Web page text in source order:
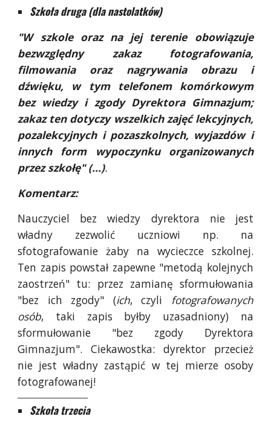
Szkoła druga (dla nastolatków)
"W szkole oraz na jej terenie obowiązuje
bezwzględny zakaz fotografowania,
filmowania oraz nagrywania obrazu i
dźwięku, w tym telefonem komórkowym
bez wiedzy i zgody Dyrektora Gimnazjum;
zakaz ten dotyczy wszelkich zajęć lekcyjnych,
pozalekcyjnych i pozaszkolnych, wyjazdów i
innych form wypoczynku organizowanych
przez szkołę" (...).
Komentarz:
Nauczyciel bez wiedzy dyrektora nie jest
władny zezwolić uczniowi np. na
sfotografowanie żaby na wycieczce szkolnej.
Ten zapis powstał zapewne "metodą kolejnych
zaostrzeń" tu: przez zamianę sformułowania
"bez ich zgody" (ich, czyli
fotografowanych
osób, taki zapis byłby uzasadniony) na
sformułowanie "bez zgody Dyrektora
Gimnazjum". Ciekawostka: dyrektor przecież
nie jest władny zastąpić w tej mierze osoby
fotografowanej!
Szkoła trzecia